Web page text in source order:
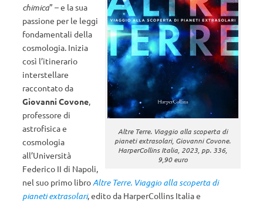
Altre Terre. Viaggio alla scoperta di
pianeti extrasolari, Giovanni Covone.
HarperCollins Italia, 2023, pp. 336,
9,90 euro
chimica” – e la sua
passione per le leggi
fondamentali della
cosmologia. Inizia
così l’itinerario
interstellare
raccontato da
Giovanni Covone,
professore di
astrofisica e
cosmologia
all’Università
Federico II di Napoli,
nel suo primo libroAltre Terre. Viaggio alla scoperta di
pianeti extrasolari, edito da HarperCollins Italia e